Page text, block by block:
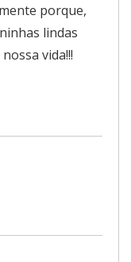
porque,
lindas
vida!!!